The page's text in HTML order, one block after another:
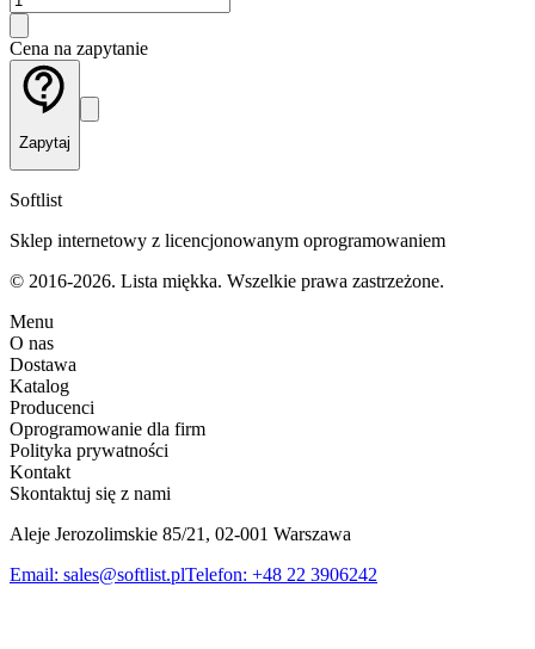
Cena na zapytanie
Zapytaj
Softlist
Sklep internetowy z licencjonowanym oprogramowaniem
© 2016-2026. Lista miękka. Wszelkie prawa zastrzeżone.
Menu
O nas
Dostawa
Katalog
Producenci
Oprogramowanie dla firm
Polityka prywatności
Kontakt
Skontaktuj się z nami
Aleje Jerozolimskie 85/21, 02-001 Warszawa
Email: sales@softlist.plTelefon: +48 22 3906242